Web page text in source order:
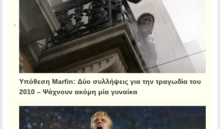
Υπόθεση Marfin: Δύο συλλήψεις για την τραγωδία του
2010 – Ψάχνουν ακόμη μία γυναίκα